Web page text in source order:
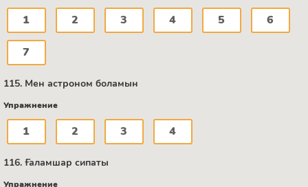
1 2 3 4 5 6
7
115. Мен астроном боламын
Упражнение
1 2 3 4
116. Ғаламшар сипаты
Упражнение